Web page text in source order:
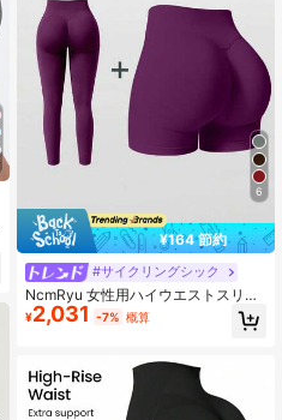
6
¥164 節約
#サイクリングシック
NcmRyu 女性用ハイウエストスリミ
ングリフティングヨガパンツ 2枚入
り フィットネス アウトドアスポーツ
¥2,031 -7% 概算